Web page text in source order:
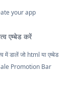
your app
एम्बेड करें
डालें जो html या एम्बेड
Promotion Bar